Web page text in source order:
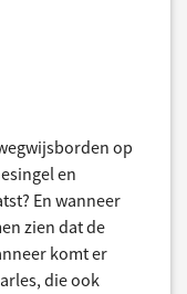
op
en
En wanneer
zien dat de
komt er
die ook